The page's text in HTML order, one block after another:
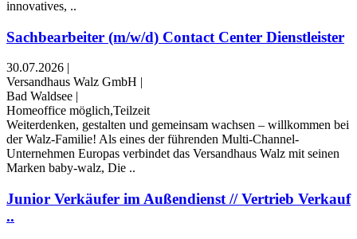
innovatives, ..
Sachbearbeiter (m/w/d) Contact Center Dienstleister
30.07.2026 |
Versandhaus Walz GmbH |
Bad Waldsee |
Homeoffice möglich,Teilzeit
Weiterdenken, gestalten und gemeinsam wachsen – willkommen bei
der Walz-Familie! Als eines der führenden Multi-Channel-
Unternehmen Europas verbindet das Versandhaus Walz mit seinen
Marken baby-walz, Die ..
Junior Verkäufer im Außendienst // Vertrieb Verkauf
..